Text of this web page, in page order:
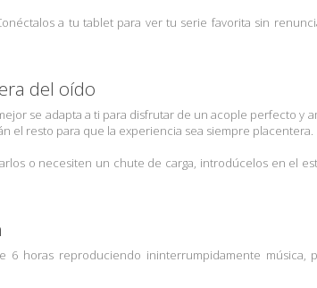
a tu tablet para ver tu serie favorita sin
del oído
se adapta a ti para disfrutar de un acople perfecto y
el resto para que la experiencia sea siempre placentera.
o necesiten un chute de carga, introdúcelos en el
6 horas reproduciendo ininterrumpidamente